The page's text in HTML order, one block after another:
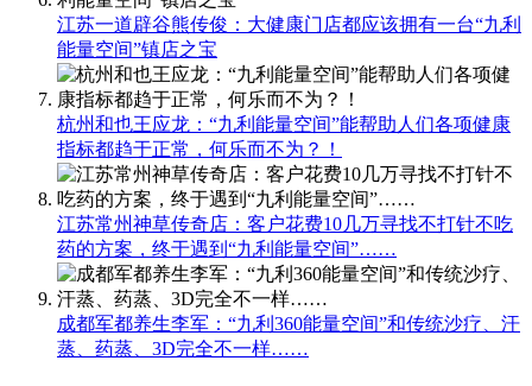
江苏一道辟谷熊传俊：大健康门店都应该拥有一台“九利
能量空间”镇店之宝
杭州和也王应龙：“九利能量空间”能帮助人们各项健康
指标都趋于正常，何乐而不为？！
江苏常州神草传奇店：客户花费10几万寻找不打针不吃
药的方案，终于遇到“九利能量空间”……
成都军都养生李军：“九利360能量空间”和传统沙疗、汗
蒸、药蒸、3D完全不一样……